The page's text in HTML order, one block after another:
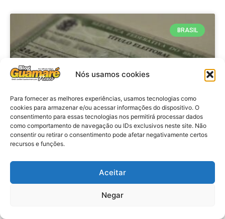
Nós usamos cookies
Para fornecer as melhores experiências, usamos tecnologias como
cookies para armazenar e/ou acessar informações do dispositivo. O
consentimento para essas tecnologias nos permitirá processar dados
como comportamento de navegação ou IDs exclusivos neste site. Não
consentir ou retirar o consentimento pode afetar negativamente certos
recursos e funções.
Aceitar
Negar
BRASIL
Brasil: Policia Federal investiga
antes das eleições